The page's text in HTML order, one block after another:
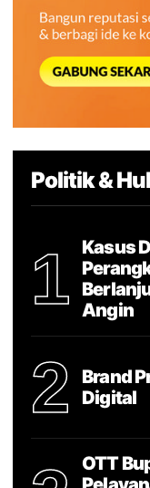
Politik &
1
Kasus
Angin
2
Brand
Digital
OTT